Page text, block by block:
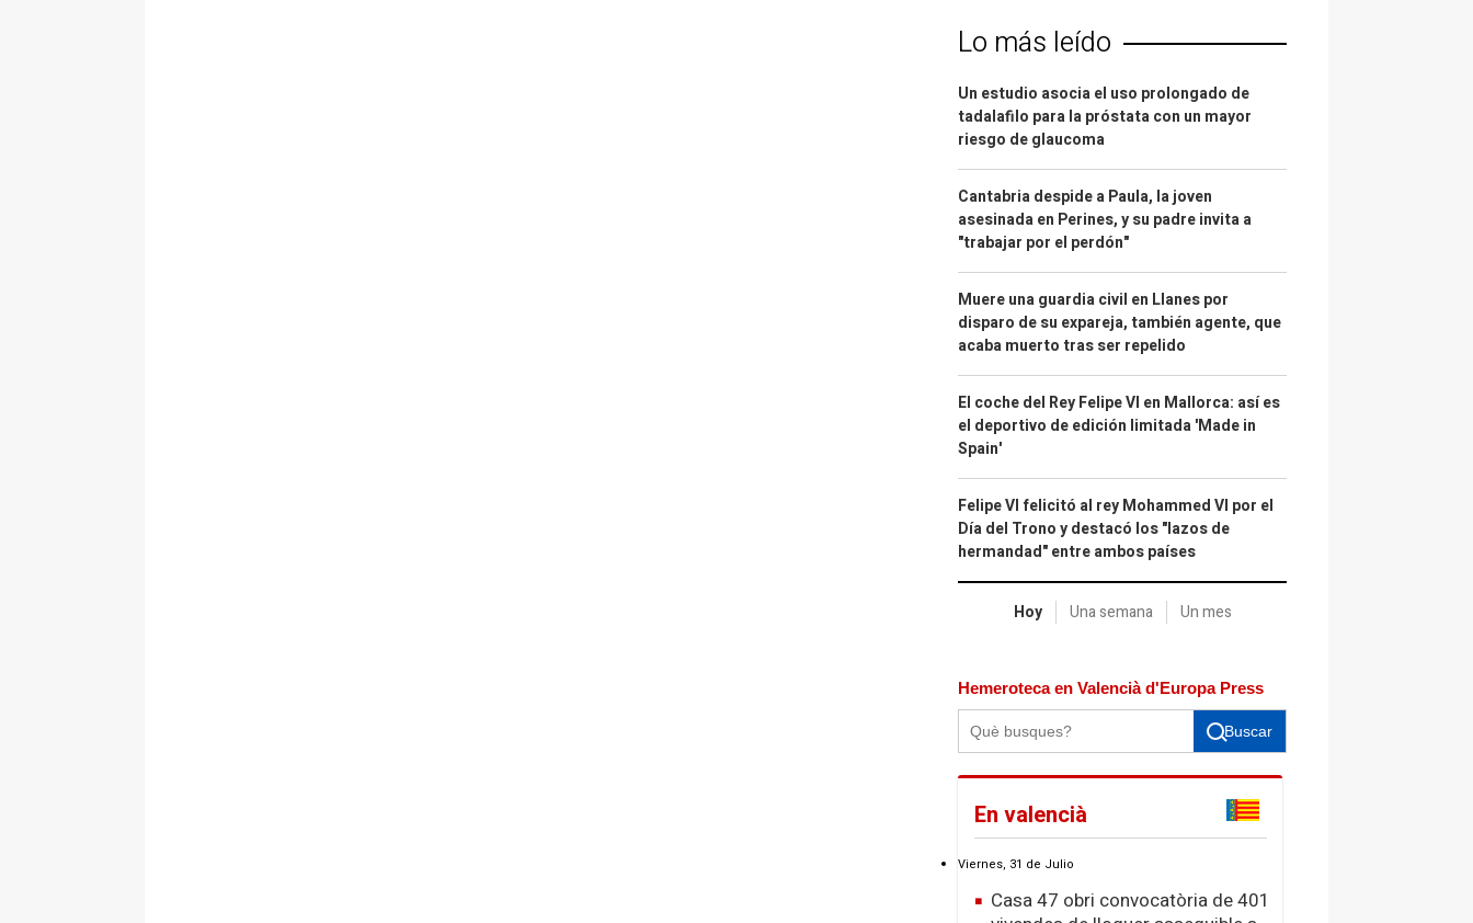
Lo más leído
Un estudio asocia el uso prolongado de
tadalafilo para la próstata con un mayor
riesgo de glaucoma
Cantabria despide a Paula, la joven
asesinada en Perines, y su padre invita a
"trabajar por el perdón"
Muere una guardia civil en Llanes por
disparo de su expareja, también agente, que
acaba muerto tras ser repelido
El coche del Rey Felipe VI en Mallorca: así es
el deportivo de edición limitada 'Made in
Spain'
Felipe VI felicitó al rey Mohammed VI por el
Día del Trono y destacó los "lazos de
hermandad" entre ambos países
Hoy Una semana Un mes
Hemeroteca en Valencià d'Europa Press
Buscar
En valencià
Viernes, 31 de Julio
Casa 47 obri convocatòria de 401